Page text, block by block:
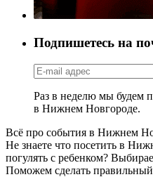
Подпишетесь на
Раз в неделю мы будем
в Нижнем Новгороде.
Всё про события в Нижнем
Не знаете что посетить в
погулять с ребенком?
Поможем сделать